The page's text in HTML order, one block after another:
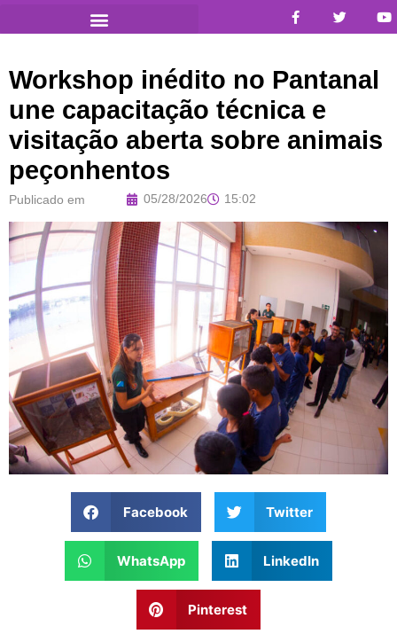
Workshop inédito no Pantanal
une capacitação técnica e
visitação aberta sobre animais
peçonhentos
Publicado em 05/28/2026 15:02
Facebook Twitter
WhatsApp LinkedIn
Pinterest